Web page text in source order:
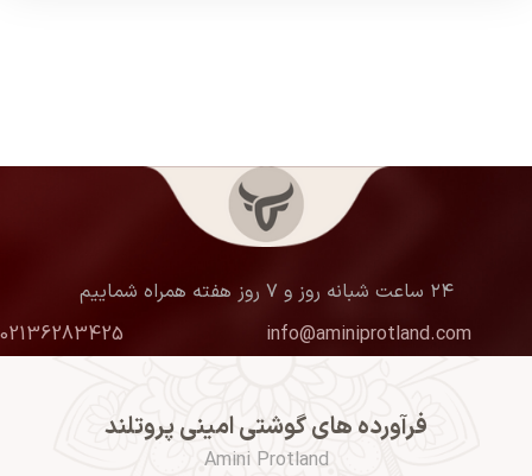
۲۴ ساعت شبانه روز و ۷ روز هفته همراه شماییم
info@aminiprotland.com
02136283425
فرآورده های گوشتی امینی پروتلند
Amini Protland